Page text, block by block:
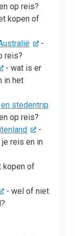
op reis?
kopen of
-
reis?
- wat is er
in het
stedentrip
op reis?
-
reis en in
kopen of
- wel of niet